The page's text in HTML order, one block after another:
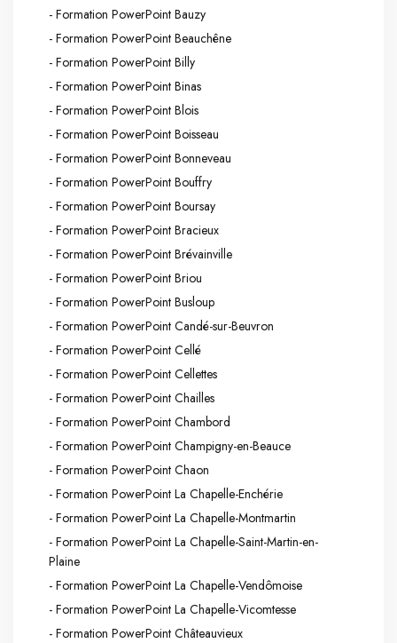
- Formation PowerPoint Bauzy
- Formation PowerPoint Beauchêne
- Formation PowerPoint Billy
- Formation PowerPoint Binas
- Formation PowerPoint Blois
- Formation PowerPoint Boisseau
- Formation PowerPoint Bonneveau
- Formation PowerPoint Bouffry
- Formation PowerPoint Boursay
- Formation PowerPoint Bracieux
- Formation PowerPoint Brévainville
- Formation PowerPoint Briou
- Formation PowerPoint Busloup
- Formation PowerPoint Candé-sur-Beuvron
- Formation PowerPoint Cellé
- Formation PowerPoint Cellettes
- Formation PowerPoint Chailles
- Formation PowerPoint Chambord
- Formation PowerPoint Champigny-en-Beauce
- Formation PowerPoint Chaon
- Formation PowerPoint La Chapelle-Enchérie
- Formation PowerPoint La Chapelle-Montmartin
- Formation PowerPoint La Chapelle-Saint-Martin-en-
Plaine
- Formation PowerPoint La Chapelle-Vendômoise
- Formation PowerPoint La Chapelle-Vicomtesse
- Formation PowerPoint Châteauvieux